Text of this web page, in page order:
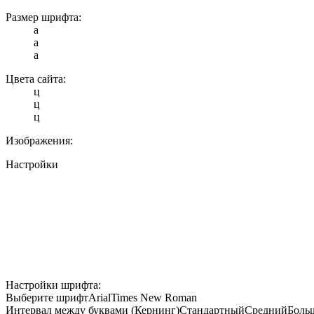
Размер шрифта:
a
a
a
Цвета сайта:
ц
ц
ц
Изображения:
Настройки
Настройки шрифта:
Выберите шрифтArialTimes New Roman
Интервал между буквами (Кернинг)СтандартныйСредний